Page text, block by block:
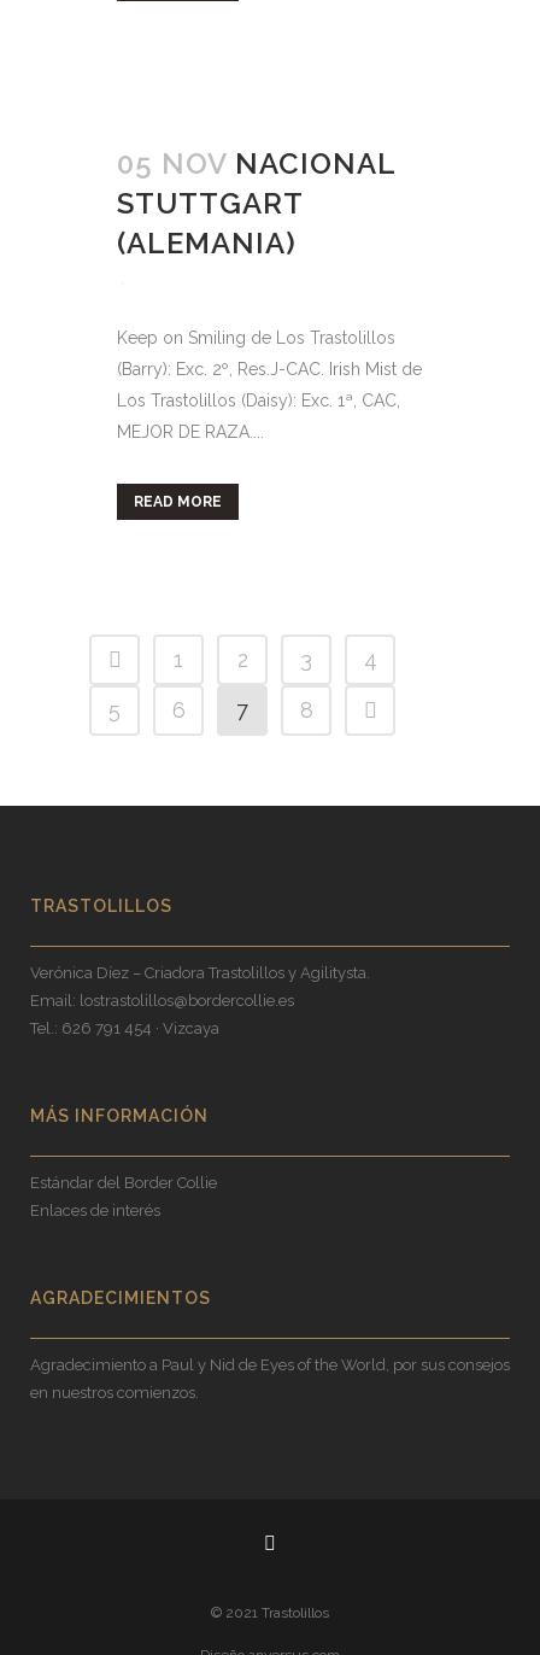
05 NOV NACIONAL
STUTTGART
(ALEMANIA)
Keep on Smiling de Los Trastolillos
(Barry): Exc. 2º, Res.J-CAC. Irish Mist de
Los Trastolillos (Daisy): Exc. 1ª, CAC,
MEJOR DE RAZA....
READ MORE
1 2 3
4
5
6 7 8
TRASTOLILLOS
Verónica Díez – Criadora Trastolillos y Agilitysta.
Email: lostrastolillos@bordercollie.es
Tel.: 626 791 454 · Vizcaya
MÁS INFORMACIÓN
Estándar del Border Collie
Enlaces de interés
AGRADECIMIENTOS
Agradecimiento a Paul y Nid de Eyes of the World, por sus consejos
en nuestros comienzos.
© 2021 Trastolillos